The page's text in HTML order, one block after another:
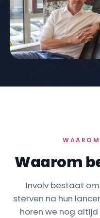
Waarom
Involv bestaat
sterven na hun
horen we nog